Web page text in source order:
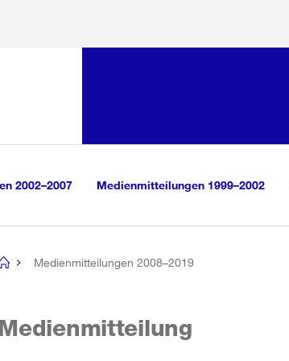
2002–2007 Medienmitteilungen 1999–2002
Medienmitteilungen 2008–2019